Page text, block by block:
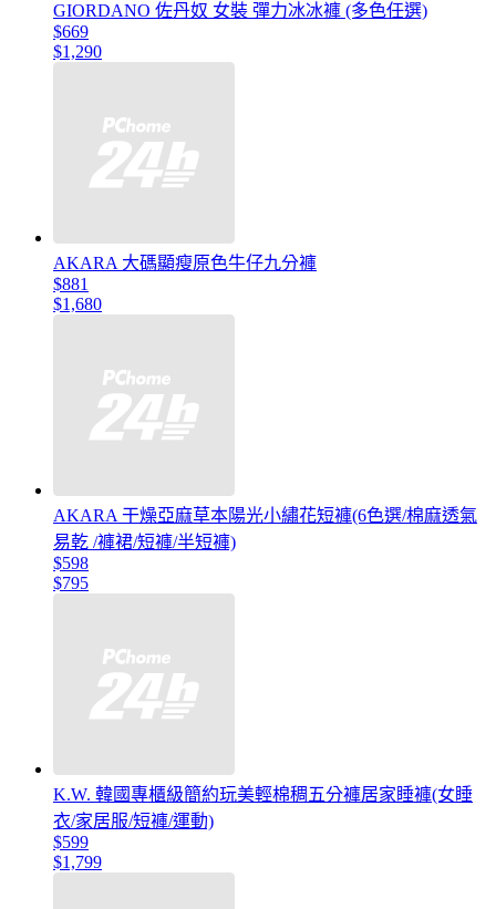
GIORDANO 佐丹奴 女裝 彈力冰冰褲 (多色任選)
$669
$1,290
AKARA 大碼顯瘦原色牛仔九分褲
$881
$1,680
AKARA 干燥亞麻草本陽光小繡花短褲(6色選/棉麻透氣
易乾 /褲裙/短褲/半短褲)
$598
$795
K.W. 韓國專櫃級簡約玩美輕棉稠五分褲居家睡褲(女睡
衣/家居服/短褲/運動)
$599
$1,799